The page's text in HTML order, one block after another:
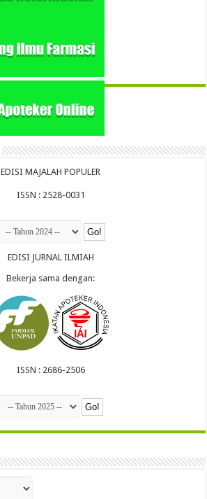
EDISI MAJALAH POPULER
ISSN : 2528-0031
EDISI JURNAL ILMIAH
Bekerja sama dengan:
ISSN : 2686-2506